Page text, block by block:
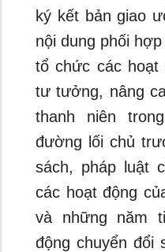
ký kết bản giao
nội dung phối
tổ chức các hoạt
tư tưởng, nâng
thanh niên
đường lối chủ
sách, pháp luật
các hoạt động
và những năm
động chuyển đổi